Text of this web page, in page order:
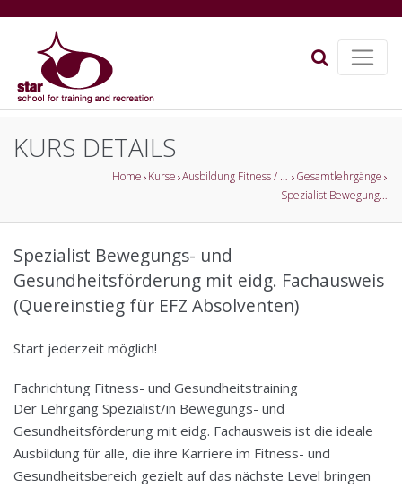
KURS DETAILS
Home Kurse Ausbildung Fitness / Gesundheitsförderung
Gesamtlehrgänge
Spezialist Bewegungs- und Gesundheitsförderung mit eidg. Fachausweis (Quereinstieg für EFZ Absolventen)
Spezialist Bewegungs- und
Gesundheitsförderung mit eidg. Fachausweis
(Quereinstieg für EFZ Absolventen)
Start jederzeit möglich!
Fachrichtung Fitness- und Gesundheitstraining
Der Lehrgang Spezialist/in Bewegungs- und
Gesundheitsförderung mit eidg. Fachausweis ist die ideale
Ausbildung für alle, die ihre Karriere im Fitness- und
Gesundheitsbereich gezielt auf das nächste Level bringen